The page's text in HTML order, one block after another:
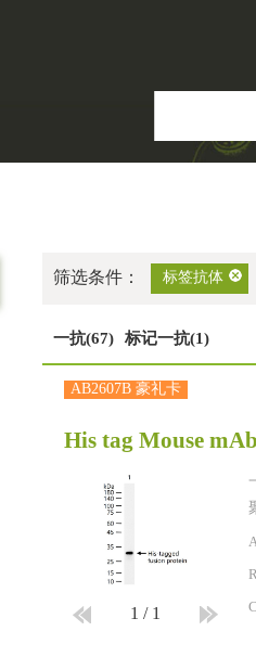
筛选条件： 标签抗体
一抗(67) 标记一抗(1)
AB2607B 豪礼卡
His tag Mouse mAb
1 / 1